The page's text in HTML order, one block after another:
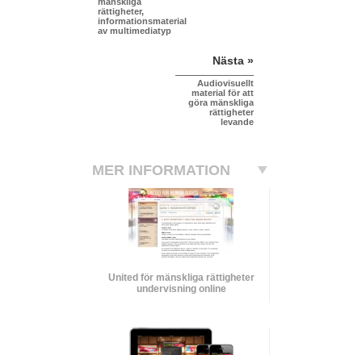
rättigheter,
informationsmaterial
av multimediatyp
Nästa »
Audiovisuellt
material för att
göra mänskliga
rättigheter
levande
MER INFORMATION
United för mänskliga rättigheter
undervisning online